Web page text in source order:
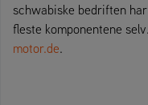
schwabiske bedriften
fleste komponentene
motor.de.